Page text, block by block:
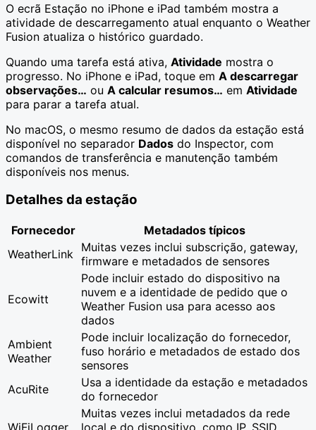
O ecrã Estação no iPhone e iPad também mostra a
atividade de descarregamento atual enquanto o Weather
Fusion atualiza o histórico guardado.
Quando uma tarefa está ativa, Atividade mostra o
progresso. No iPhone e iPad, toque em A descarregar
observações… ou A calcular resumos… em Atividade
para parar a tarefa atual.
No macOS, o mesmo resumo de dados da estação está
disponível no separador Dados do Inspector, com
comandos de transferência e manutenção também
disponíveis nos menus.
Detalhes da estação
Fornecedor
Metadados típicos
WeatherLink Muitas vezes inclui subscrição, gateway,
firmware e metadados de sensores
Ecowitt
Pode incluir estado do dispositivo na
nuvem e a identidade de pedido que o
Weather Fusion usa para acesso aos
dados
Ambient
Weather
Pode incluir localização do fornecedor,
fuso horário e metadados de estado dos
sensores
AcuRite
Usa a identidade da estação e metadados
do fornecedor
Muitas vezes inclui metadados da rede